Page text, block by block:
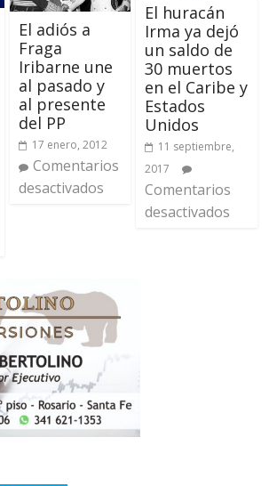
El adiós a
Fraga
Iribarne une
al pasado y
al presente
del PP
17 enero, 2012
Comentarios
desactivados
El huracán
Irma ya dejó
un saldo de
30 muertos
en el Caribe y
Estados
Unidos
11 septiembre,
2017
Comentarios
desactivados